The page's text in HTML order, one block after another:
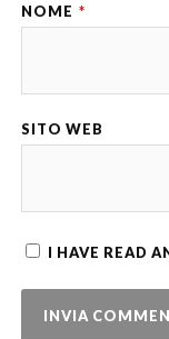
NOME *
SITO WEB
I HAVE READ